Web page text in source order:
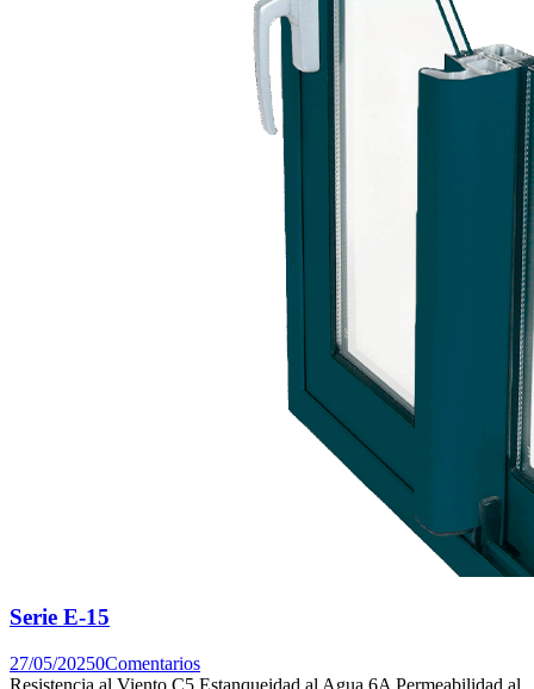
Serie E-15
27/05/20250Comentarios
Resistencia al Viento C5 Estanqueidad al Agua 6A Permeabilidad al